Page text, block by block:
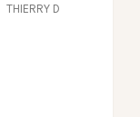
THIERRY D